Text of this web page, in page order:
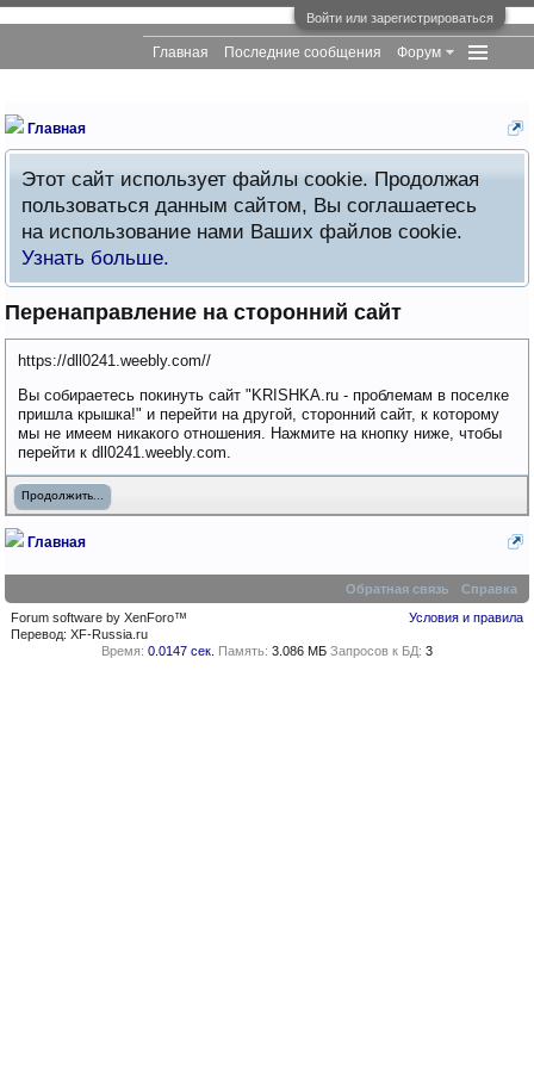
Войти или зарегистрироваться
Главная
Этот сайт использует файлы cookie. Продолжая
пользоваться данным сайтом, Вы соглашаетесь
на использование нами Ваших файлов cookie.
Узнать больше.
Перенаправление на сторонний сайт
https://dll0241.weebly.com//
Вы собираетесь покинуть сайт "KRISHKA.ru - проблемам в поселке
пришла крышка!" и перейти на другой, сторонний сайт, к которому
мы не имеем никакого отношения. Нажмите на кнопку ниже, чтобы
перейти к dll0241.weebly.com.
Продолжить...
Главная
Главная Последние сообщения Форум
Обратная связь
Справка
Условия и правила
Forum software by XenForo™
Перевод:XF-Russia.ru
Время: 0.0147 сек. Память: 3.086 МБ Запросов к БД: 3